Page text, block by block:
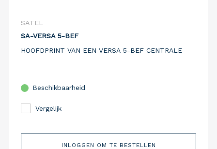
SATEL
SA-VERSA 5-BEF
HOOFDPRINT VAN EEN VERSA 5-BEF CENTRALE
Beschikbaarheid
Vergelijk
INLOGGEN OM TE BESTELLEN